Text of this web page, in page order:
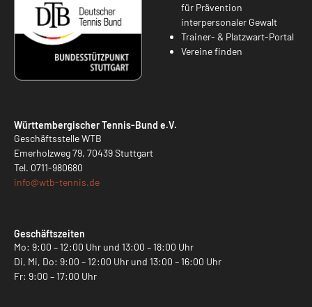
für Prävention
interpersonaler Gewalt
Trainer- & Platzwart-Portal
Vereine finden
Württembergischer Tennis-Bund e.V.
Geschäftsstelle WTB
Emerholzweg 79, 70439 Stuttgart
Tel. 0711-980680
info@wtb-tennis.de
Geschäftszeiten
Mo: 9:00 – 12:00 Uhr und 13:00 – 18:00 Uhr
Di, Mi, Do: 9:00 – 12:00 Uhr und 13:00 – 16:00 Uhr
Fr: 9:00 – 17:00 Uhr